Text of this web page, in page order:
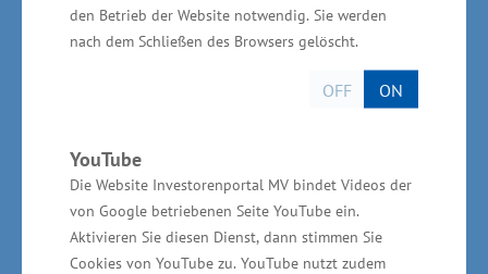
den Betrieb der Website notwendig. Sie werden
nach dem Schließen des Browsers gelöscht.
OFF ON
YouTube
Die Website Investorenportal MV bindet Videos der
von Google betriebenen Seite YouTube ein.
Aktivieren Sie diesen Dienst, dann stimmen Sie
Cookies von YouTube zu. YouTube nutzt zudem
Norddeutsche Textil Logistik GmbH hat mit
ihrem Standort in Neustadt-Glewe eine
verkehrstechnisch optimale Lage. Die Seehäfen
Hamburg, Bremerhaven und Rostock, der
Schwerin-Parchim sind gut zu erreichen“,
betonte Glawe.